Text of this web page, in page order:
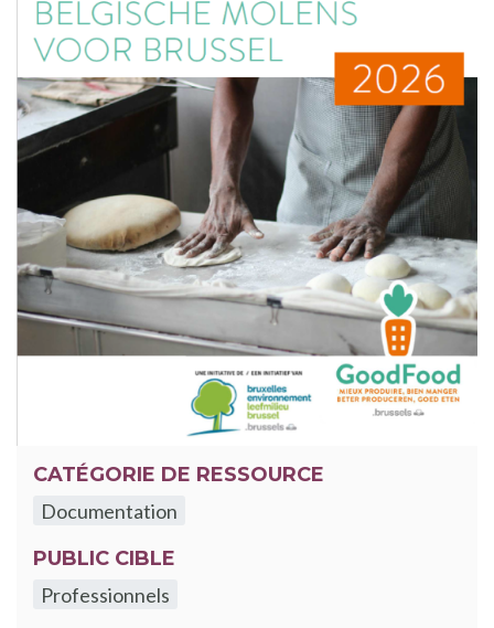
CATÉGORIE DE RESSOURCE
Documentation
PUBLIC CIBLE
Professionnels